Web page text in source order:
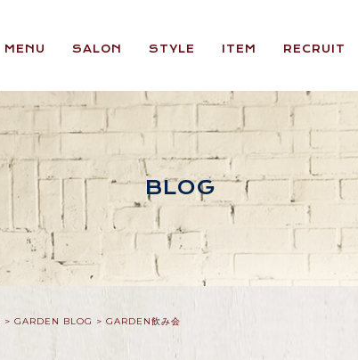
MENU SALON STYLE ITEM RECRUIT
BLOG
> GARDEN BLOG > GARDEN飲み会